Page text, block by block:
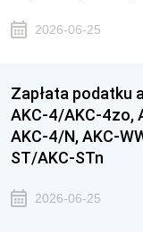
2026-06-25
Zapłata podatku
AKC-4/AKC-4zo,
AKC-4/N, AKC-
ST/AKC-STn
2026-06-25